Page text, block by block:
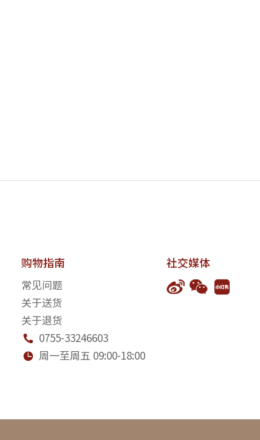
社交媒体
购物指南
常见问题
关于送货
关于退货
 0755-33246603
 周一至周五 09:00-18:00